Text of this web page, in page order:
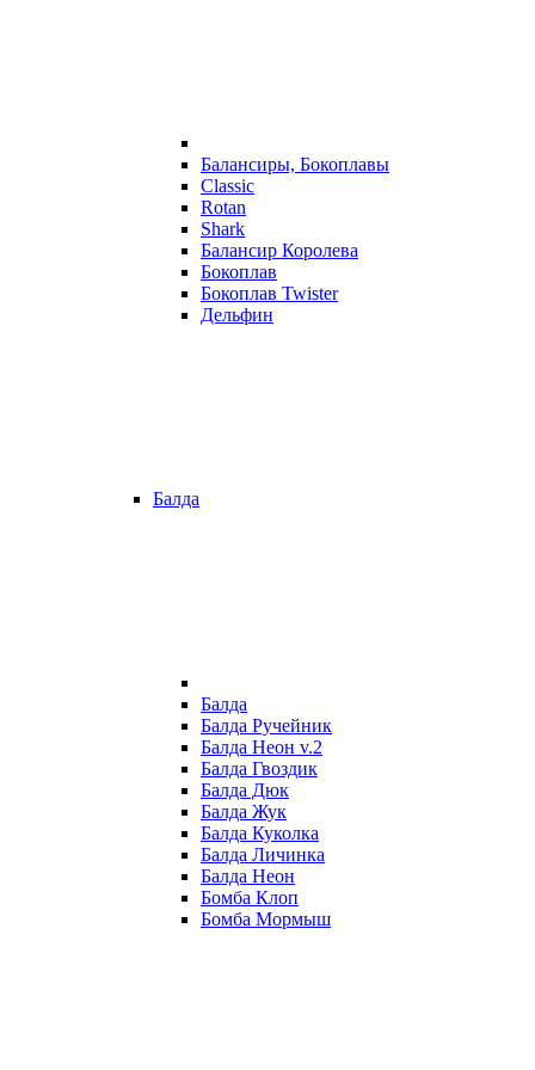
Балансиры, Бокоплавы
Classic
Rotan
Shark
Балансир Королева
Бокоплав
Бокоплав Twister
Дельфин
Балда
Балда
Балда Ручейник
Балда Неон v.2
Балда Гвоздик
Балда Дюк
Балда Жук
Балда Куколка
Балда Личинка
Балда Неон
Бомба Клоп
Бомба Мормыш